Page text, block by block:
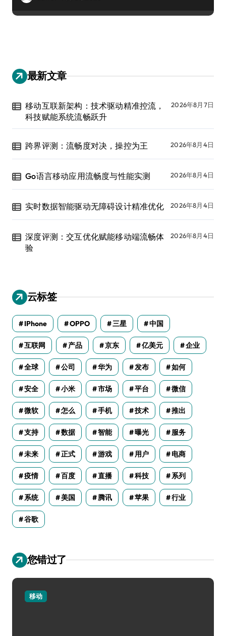
最新文章
移动互联新架构：技术驱动精准控流，
科技赋能系统流畅跃升
2026年8月7日
跨界评测：流畅度对决，操控为王 2026年8月4日
Go语言移动应用流畅度与性能实测 2026年8月4日
实时数据智能驱动无障碍设计精准优化 2026年8月4日
深度评测：交互优化赋能移动端流畅体
验
2026年8月4日
云标签
IPhone OPPO 三星 中国
互联网 产品 京东 亿美元 企业
全球 公司 华为 发布 如何
安全 小米 市场 平台 微信
微软 怎么 手机 技术 推出
支持 数据 智能 曝光 服务
未来 正式 游戏 用户 电商
疫情 百度 直播 科技 系列
系统 美国 腾讯 苹果 行业
谷歌
您错过了
移动